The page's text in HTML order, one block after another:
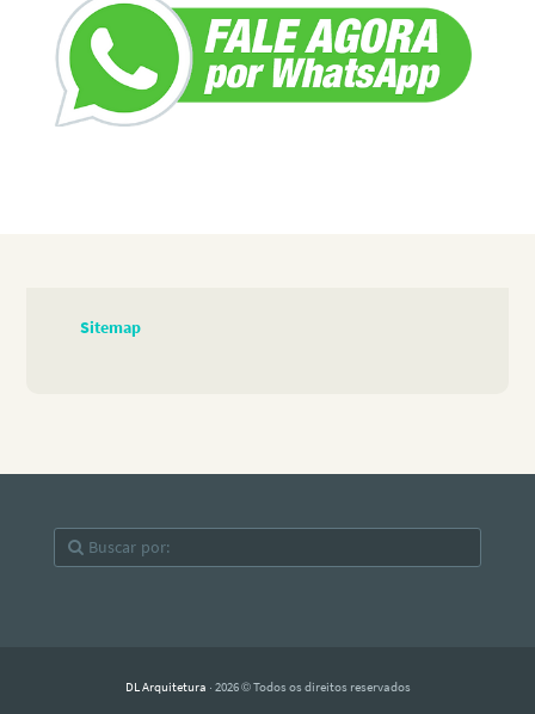
Sitemap
DL Arquitetura · 2026 © Todos os direitos reservados